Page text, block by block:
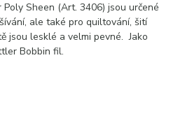
Sheen (Art. 3406) jsou určené
ale také pro quiltování, šití
jsou lesklé a velmi pevné. Jako
Bobbin fil.